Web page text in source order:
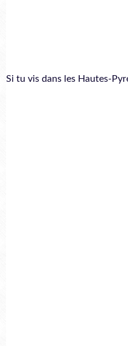
Si tu vis dans les Hautes-